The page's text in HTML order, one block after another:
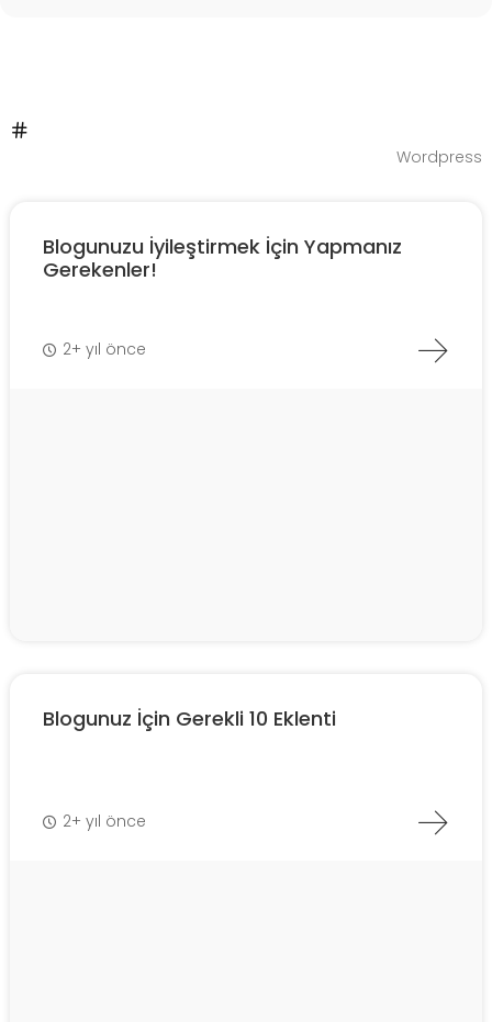
Wordpress
Blogunuzu İyileştirmek İçin Yapmanız
Gerekenler!
2+ yıl önce
Blogunuz İçin Gerekli 10 Eklenti
2+ yıl önce